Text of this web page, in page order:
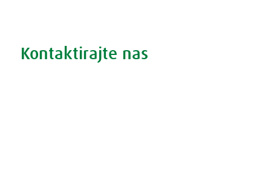
Kontaktirajte nas